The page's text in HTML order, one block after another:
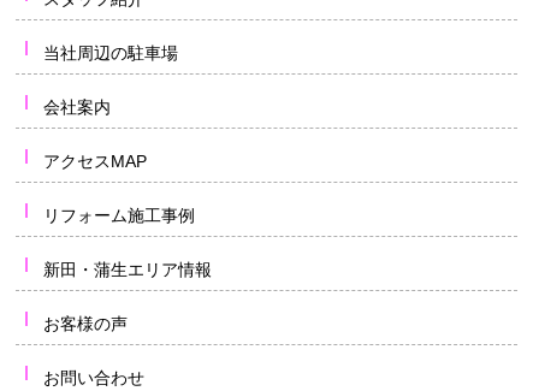
当社周辺の駐車場
会社案内
アクセスMAP
リフォーム施工事例
新田・蒲生エリア情報
お客様の声
お問い合わせ